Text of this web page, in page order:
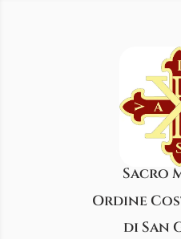
Sacro
Ordine
di San